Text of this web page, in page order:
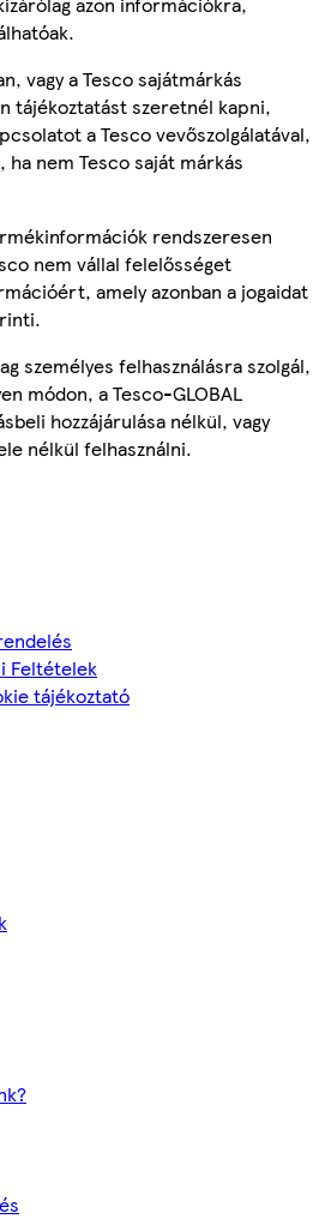
vagy a Tesco sajátmárkás
tájékoztatást szeretnél kapni,
a Tesco vevőszolgálatával,
nem Tesco saját márkás
rendszeresen
nem vállal felelősséget
amely azonban a jogaidat
személyes felhasználásra szolgál,
módon, a Tesco-GLOBAL
hozzájárulása nélkül, vagy
nélkül felhasználni.
Feltételek
tájékoztató